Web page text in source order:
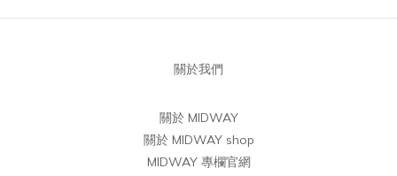
關於我們
關於 MIDWAY
關於 MIDWAY shop
MIDWAY 專欄官網